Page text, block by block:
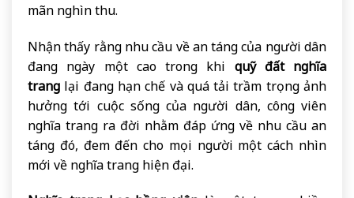
mãn nghìn thu.
Nhận thấy rằng nhu cầu về an táng của người dân
đang ngày một cao trong khi quỹ đất nghĩa
trang lại đang hạn chế và quá tải trầm trọng ảnh
hưởng tới cuộc sống của người dân, công viên
nghĩa trang ra đời nhằm đáp ứng về nhu cầu an
táng đó, đem đến cho mọi người một cách nhìn
mới về nghĩa trang hiện đại.